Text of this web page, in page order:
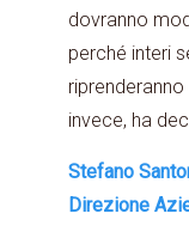
dovranno
perché interi
invece, ha
Stefano
Direzione